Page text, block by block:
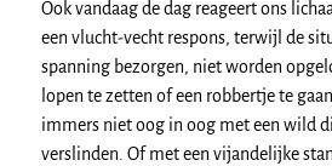
Ook vandaag de dag reageert ons
een vlucht-vecht respons, terwijl de
spanning bezorgen, niet worden
lopen te zetten of een robbertje te
immers niet oog in oog met een wild
verslinden. Of met een vijandelijke